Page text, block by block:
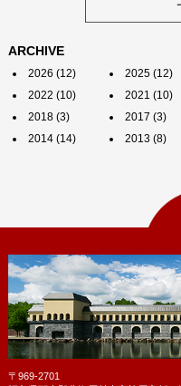
ARCHIVE
2026 (12) 2025 (12)
2022 (10)
2021 (10)
2018 (3)
2017 (3)
2014 (14)
2013 (8)
〒969-2701